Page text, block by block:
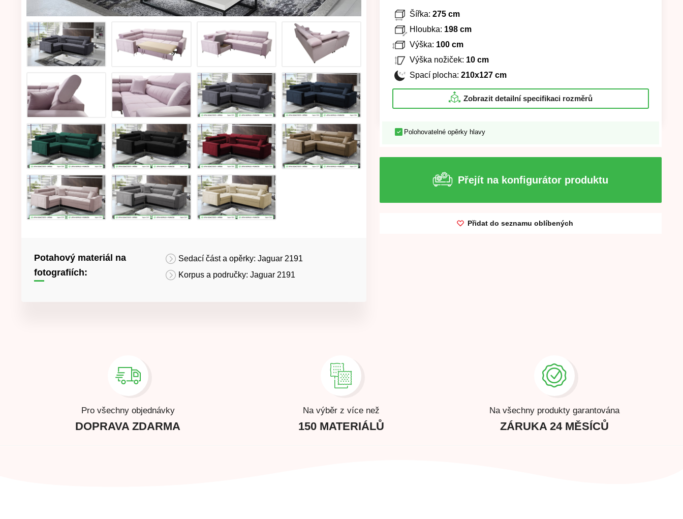
Potahový materiál na
fotografiích:
Sedací část a opěrky: Jaguar 2191
Korpus a područky: Jaguar 2191
Šířka: 275 cm
Hloubka: 198 cm
Výška: 100 cm
Výška nožiček: 10 cm
Spací plocha: 210x127 cm
Zobrazit detailní specifikaci rozměrů
Polohovatelné opěrky hlavy
Přejít na konfigurátor produktu
Přidat do seznamu oblíbených
Pro všechny objednávky
DOPRAVA ZDARMA
Na výběr z více než
150 MATERIÁLŮ
Na všechny produkty garantována
ZÁRUKA 24 MĚSÍCŮ